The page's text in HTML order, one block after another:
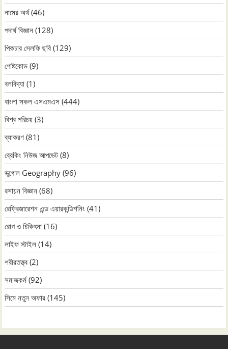
নামের অর্থ(46)
পদার্থ বিজ্ঞান (128)
পিকচার সেলফি ছবি (129)
পোষ্টকোড (9)
বলবিদ্যা (1)
বাংলা সকল এসএমএস (444)
বিশ্ব পরিচয় (3)
ব্যাকরণ (81)
ব্রেকিং নিউজ আপডেট (8)
ভূগোল Geography (96)
রসায়ন বিজ্ঞান (68)
রেফ্রিজারেশন এন্ড এয়ারকন্ডিশনিং (41)
রোগ ও চিকিৎসা (16)
লাইফ স্টাইল (14)
শরীরতত্ত্ব (2)
সমাজকর্ম(92)
সিমে নতুন ‍অফার (145)